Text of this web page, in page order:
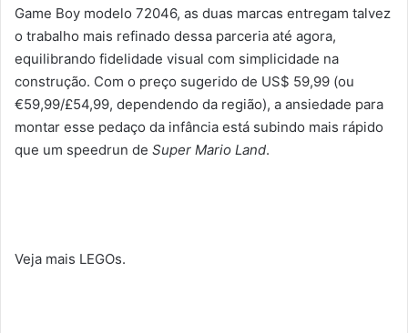
Game Boy modelo 72046, as duas marcas entregam talvez
o trabalho mais refinado dessa parceria até agora,
equilibrando fidelidade visual com simplicidade na
construção. Com o preço sugerido de US$ 59,99 (ou
€59,99/£54,99, dependendo da região), a ansiedade para
montar esse pedaço da infância está subindo mais rápido
que um speedrun de Super Mario Land.
Veja mais LEGOs.